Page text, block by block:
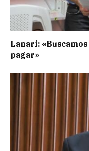
Lanari:
pagar»